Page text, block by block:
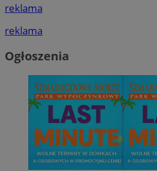
reklama
reklama
Ogłoszenia